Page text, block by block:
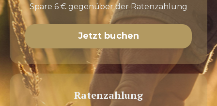
Spare 6 € gegenüber der Ratenzahlung
Jetzt buchen
Ratenzahlung